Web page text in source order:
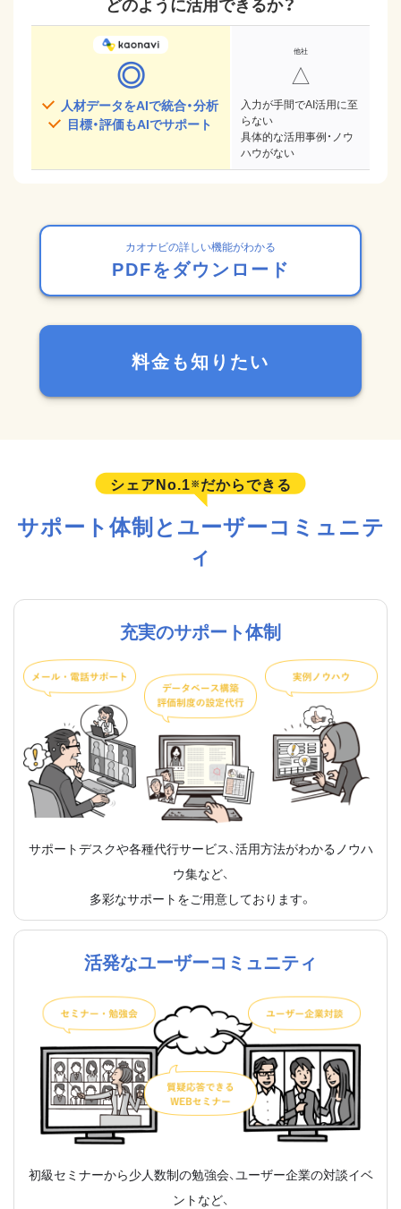
◎
人材データをAIで統合・分析
目標・評価もAIでサポート
△
入力が手間でAI活用に至
らない
具体的な活用事例・ノウ
ハウがない
カオナビの詳しい機能がわかる
PDFをダウンロード
料金も知りたい
シェアNo.1※ だからできる
サポート体制とユーザーコミュニテ
ィ
充実のサポート体制
サポートデスクや各種代行サービス、活用方法がわかるノウハ
ウ集など、
多彩なサポートをご用意しております。
活発なユーザーコミュニティ
初級セミナーから少人数制の勉強会、ユーザー企業の対談イベ
ントなど、